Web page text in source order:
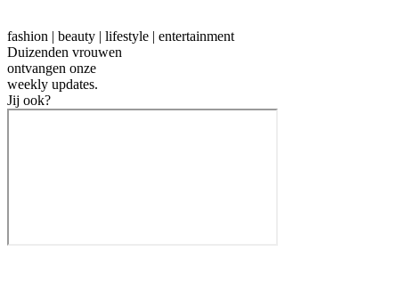
fashion | beauty | lifestyle | entertainment
Duizenden vrouwen
ontvangen onze
weekly updates.
Jij ook?